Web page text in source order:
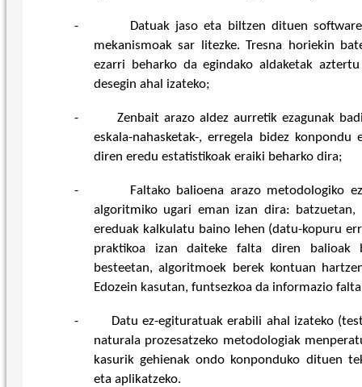
-
Datuak jaso eta biltzen dituen
mekanismoak sar litezke. Tresna horiekin
ezarri beharko da egindako aldaketak
desegin ahal izateko;
-
Zenbait arazo aldez aurretik ezagunak
eskala-nahasketak-, erregela bidez konpondu
diren eredu estatistikoak eraiki beharko dira;
-
Faltako balioena arazo metodologiko
algoritmiko ugari eman izan dira:
ereduak kalkulatu baino lehen (datu-kopuru
praktikoa izan daiteke falta diren balioak
besteetan, algoritmoek berek kontuan
Edozein kasutan, funtsezkoa da informazio
-
Datu ez-egituratuak erabili ahal izateko
naturala prozesatzeko metodologiak
kasurik gehienak ondo konponduko dituen
eta aplikatzeko.